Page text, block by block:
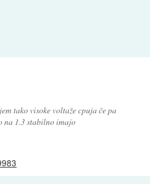
tako visoke voltaže cpuja če pa
na 1.3 stabilno imajo